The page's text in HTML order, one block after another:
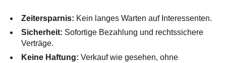
Zeitersparnis: Kein langes Warten auf Interessenten.
Sicherheit: Sofortige Bezahlung und rechtssichere
Verträge.
Keine Haftung: Verkauf wie gesehen, ohne